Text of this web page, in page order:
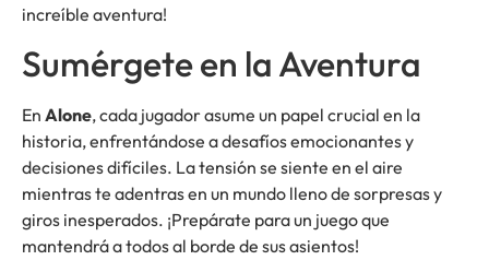
increíble aventura!
Sumérgete en la Aventura
En Alone, cada jugador asume un papel crucial en la
historia, enfrentándose a desafíos emocionantes y
decisiones difíciles. La tensión se siente en el aire
mientras te adentras en un mundo lleno de sorpresas y
giros inesperados. ¡Prepárate para un juego que
mantendrá a todos al borde de sus asientos!